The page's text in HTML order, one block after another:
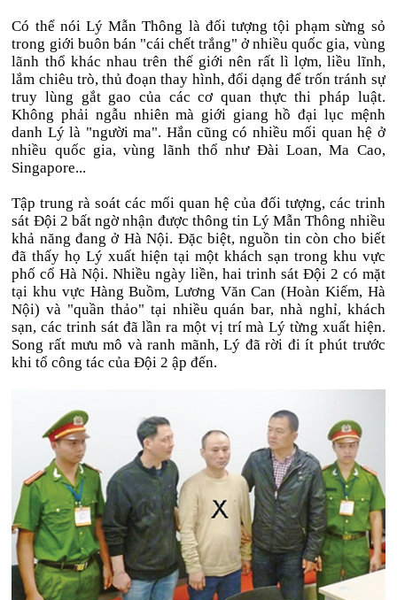
Có thể nói Lý Mẫn Thông là đối tượng tội phạm sừng sỏ
trong giới buôn bán "cái chết trắng" ở nhiều quốc gia, vùng
lãnh thổ khác nhau trên thế giới nên rất lì lợm, liều lĩnh,
lắm chiêu trò, thủ đoạn thay hình, đổi dạng để trốn tránh sự
truy lùng gắt gao của các cơ quan thực thi pháp luật.
Không phải ngẫu nhiên mà giới giang hồ đại lục mệnh
danh Lý là "người ma". Hắn cũng có nhiều mối quan hệ ở
nhiều quốc gia, vùng lãnh thổ như Đài Loan, Ma Cao,
Singapore...
Tập trung rà soát các mối quan hệ của đối tượng, các trinh
sát Đội 2 bất ngờ nhận được thông tin Lý Mẫn Thông nhiều
khả năng đang ở Hà Nội. Đặc biệt, nguồn tin còn cho biết
đã thấy họ Lý xuất hiện tại một khách sạn trong khu vực
phố cổ Hà Nội. Nhiều ngày liền, hai trinh sát Đội 2 có mặt
tại khu vực Hàng Buồm, Lương Văn Can (Hoàn Kiếm, Hà
Nội) và "quần thảo" tại nhiều quán bar, nhà nghỉ, khách
sạn, các trinh sát đã lần ra một vị trí mà Lý từng xuất hiện.
Song rất mưu mô và ranh mãnh, Lý đã rời đi ít phút trước
khi tổ công tác của Đội 2 ập đến.